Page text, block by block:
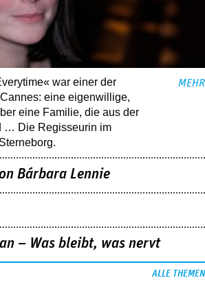
war einer der
eine eigenwillige,
eine ­Familie, die aus der
… Die Regisseurin im
MEHR
Bárbara Lennie
– Was bleibt, was nervt
ALLE THEMEN